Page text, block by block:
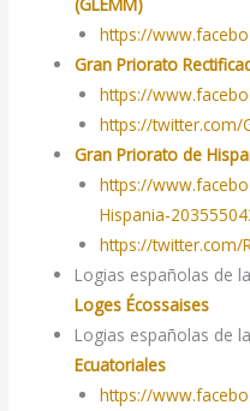
https://
Gran Priorato
https://
https://twitter.com/
Gran Priorato de
https://
Hispania-
https://twitter.com/
Logias españolas de
Loges Écossaises
Logias españolas de
Ecuatoriales
https://